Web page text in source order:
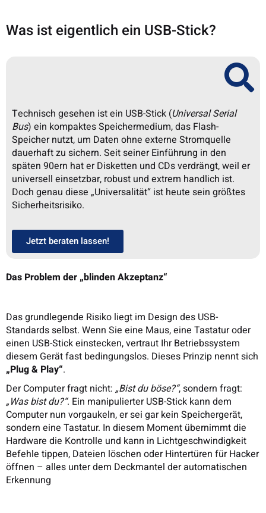
Was ist eigentlich ein USB-Stick?
Technisch gesehen ist ein USB-Stick (Universal Serial
Bus) ein kompaktes Speichermedium, das Flash-
Speicher nutzt, um Daten ohne externe Stromquelle
dauerhaft zu sichern. Seit seiner Einführung in den
späten 90ern hat er Disketten und CDs verdrängt, weil er
universell einsetzbar, robust und extrem handlich ist.
Doch genau diese „Universalität“ ist heute sein größtes
Sicherheitsrisiko.
Jetzt beraten lassen!
Das Problem der „blinden Akzeptanz“
Das grundlegende Risiko liegt im Design des USB-
Standards selbst. Wenn Sie eine Maus, eine Tastatur oder
einen USB-Stick einstecken, vertraut Ihr Betriebssystem
diesem Gerät fast bedingungslos. Dieses Prinzip nennt sich
„Plug & Play“.
Der Computer fragt nicht: „Bist du böse?“, sondern fragt:
„Was bist du?“. Ein manipulierter USB-Stick kann dem
Computer nun vorgaukeln, er sei gar kein Speichergerät,
sondern eine Tastatur. In diesem Moment übernimmt die
Hardware die Kontrolle und kann in Lichtgeschwindigkeit
Befehle tippen, Dateien löschen oder Hintertüren für Hacker
öffnen – alles unter dem Deckmantel der automatischen
Erkennung